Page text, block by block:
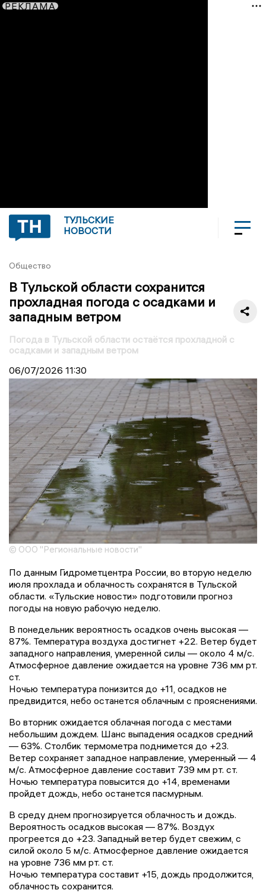
РЕКЛАМА
ТУЛЬСКИЕ
НОВОСТИ
Общество
В Тульской области сохранится
прохладная погода с осадками и
западным ветром
Погода в Тульской области остаётся прохладной с
осадками и западным ветром
06/07/2026 11:30
© ООО "Региональные новости"
По данным Гидрометцентра России, во вторую неделю
июля прохлада и облачность сохранятся в Тульской
области. «Тульские новости» подготовили прогноз
погоды на новую рабочую неделю.
В понедельник вероятность осадков очень высокая —
87%. Температура воздуха достигнет +22. Ветер будет
западного направления, умеренной силы — около 4 м/с.
Атмосферное давление ожидается на уровне 736 мм рт.
ст.
Ночью температура понизится до +11, осадков не
предвидится, небо останется облачным с прояснениями.
Во вторник ожидается облачная погода с местами
небольшим дождем. Шанс выпадения осадков средний
— 63%. Столбик термометра поднимется до +23.
Ветер сохраняет западное направление, умеренный — 4
м/с. Атмосферное давление составит 739 мм рт. ст.
Ночью температура повысится до +14, временами
пройдет дождь, небо останется пасмурным.
В среду днем прогнозируется облачность и дождь.
Вероятность осадков высокая — 87%. Воздух
прогреется до +23. Западный ветер будет свежим, с
силой около 5 м/с. Атмосферное давление ожидается
на уровне 736 мм рт. ст.
Ночью температура составит +15, дождь продолжится,
облачность сохранится.